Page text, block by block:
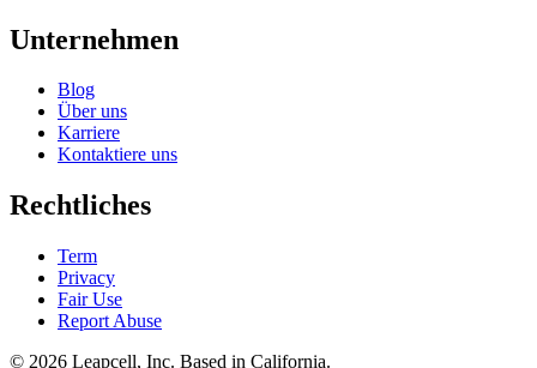
Unternehmen
Blog
Über uns
Karriere
Kontaktiere uns
Rechtliches
Term
Privacy
Fair Use
Report Abuse
© 2026 Leapcell, Inc. Based in California.